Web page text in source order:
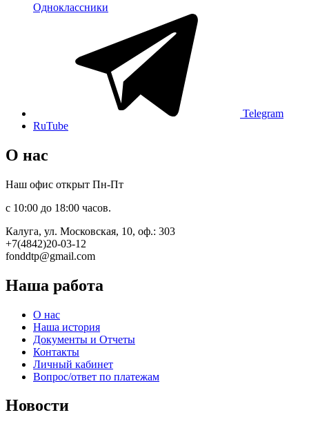
Одноклассники
Telegram
RuTube
О нас
Наш офис открыт Пн-Пт
с 10:00 до 18:00 часов.
Калуга, ул. Московская, 10, оф.: 303
+7(4842)20-03-12
fonddtp@gmail.com
Наша работа
О нас
Наша история
Документы и Отчеты
Контакты
Личный кабинет
Вопрос/ответ по платежам
Новости